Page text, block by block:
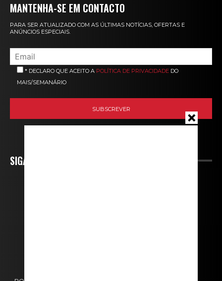
MANTENHA-SE EM CONTACTO
PARA SER ATUALIZADO COM AS ÚLTIMAS NOTÍCIAS, OFERTAS E
ANÚNCIOS ESPECIAIS.
* DECLARO QUE ACEITO A POLÍTICA DE PRIVACIDADE DO
MAIS/SEMANÁRIO
SIGA-NOS